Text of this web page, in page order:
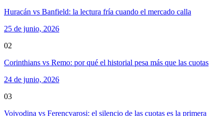
Huracán vs Banfield: la lectura fría cuando el mercado calla
25 de junio, 2026
02
Corinthians vs Remo: por qué el historial pesa más que las cuotas
24 de junio, 2026
03
Vojvodina vs Ferencvarosi: el silencio de las cuotas es la primera